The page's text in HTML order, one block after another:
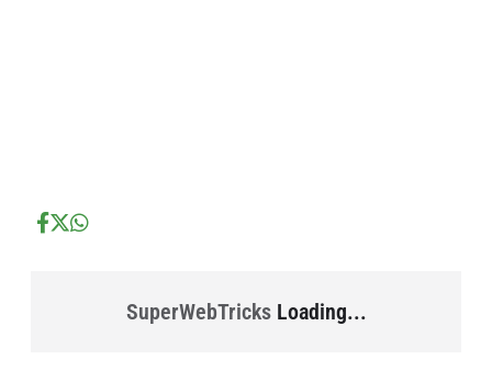
SuperWebTricksLoading...